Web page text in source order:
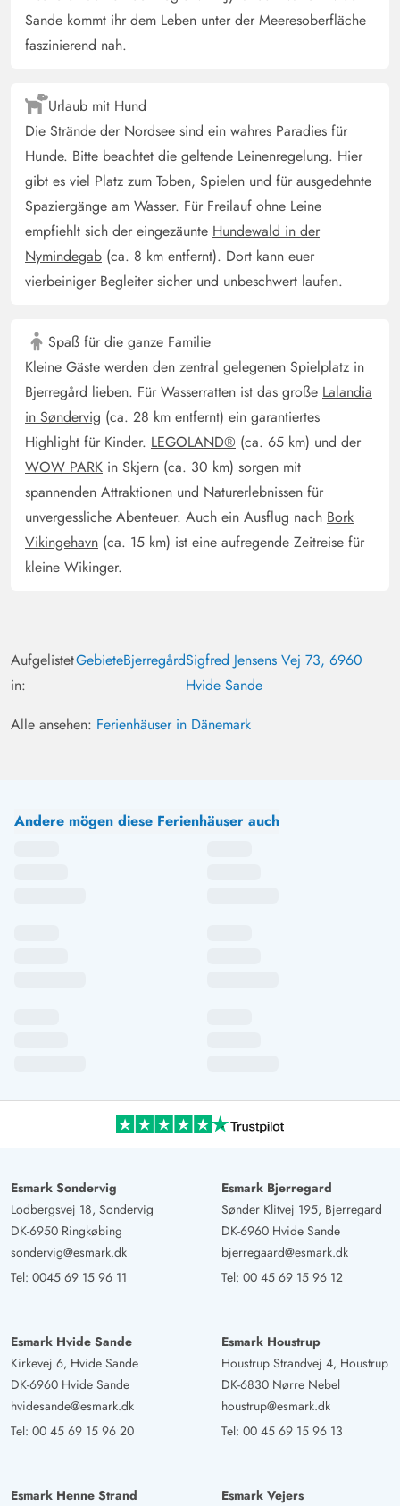
Sande kommt ihr dem Leben unter der Meeresoberfläche
faszinierend nah.
Urlaub mit Hund
Die Strände der Nordsee sind ein wahres Paradies für
Hunde. Bitte beachtet die geltende Leinenregelung. Hier
gibt es viel Platz zum Toben, Spielen und für ausgedehnte
Spaziergänge am Wasser. Für Freilauf ohne Leine
empfiehlt sich der eingezäunte Hundewald in der
Nymindegab (ca. 8 km entfernt). Dort kann euer
vierbeiniger Begleiter sicher und unbeschwert laufen.
Spaß für die ganze Familie
Kleine Gäste werden den zentral gelegenen Spielplatz in
Bjerregård lieben. Für Wasserratten ist das große Lalandia
in Søndervig (ca. 28 km entfernt) ein garantiertes
Highlight für Kinder. LEGOLAND® (ca. 65 km) und der
WOW PARK in Skjern (ca. 30 km) sorgen mit
spannenden Attraktionen und Naturerlebnissen für
unvergessliche Abenteuer. Auch ein Ausflug nach Bork
Vikingehavn (ca. 15 km) ist eine aufregende Zeitreise für
kleine Wikinger.
Aufgelistet
in:
GebieteBjerregårdSigfred Jensens Vej 73, 6960
Hvide Sande
Alle ansehen: Ferienhäuser in Dänemark
Andere mögen diese Ferienhäuser auch
Esmark Sondervig
Lodbergsvej 18, Sondervig
DK-6950 Ringkøbing
sondervig@esmark.dk
Tel: 0045 69 15 96 11
Esmark Bjerregard
Sønder Klitvej 195, Bjerregard
DK-6960 Hvide Sande
bjerregaard@esmark.dk
Tel: 00 45 69 15 96 12
Esmark Hvide Sande
Kirkevej 6, Hvide Sande
DK-6960 Hvide Sande
hvidesande@esmark.dk
Tel: 00 45 69 15 96 20
Esmark Houstrup
Houstrup Strandvej 4, Houstrup
DK-6830 Nørre Nebel
houstrup@esmark.dk
Tel: 00 45 69 15 96 13
Esmark Henne Strand
Esmark Vejers